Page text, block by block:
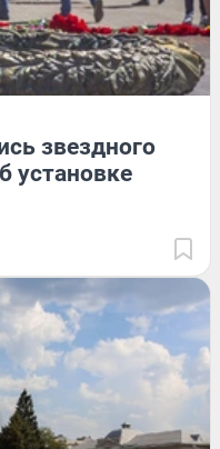
звездного
установке